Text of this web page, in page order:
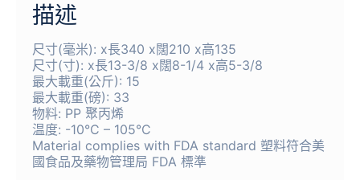
描述
尺寸(毫米): x長340 x闊210 x高135
尺寸(寸): x長13-3/8 x闊8-1/4 x高5-3/8
最大載重(公斤): 15
最大載重(磅): 33
物料: PP 聚丙烯
温度: -10°C – 105°C
Material complies with FDA standard 塑料符合美
國食品及藥物管理局 FDA 標準